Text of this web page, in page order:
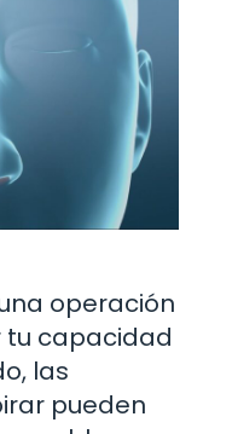
operación
tu capacidad
las
pueden